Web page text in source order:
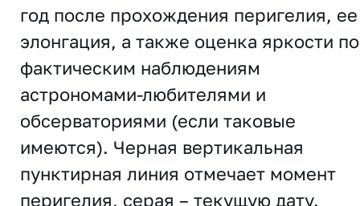
год после прохождения перигелия, ее
элонгация, а также оценка яркости по
фактическим наблюдениям
астрономами-любителями и
обсерваториями (если таковые
имеются). Черная вертикальная
пунктирная линия отмечает момент
перигелия, серая – текущую дату.